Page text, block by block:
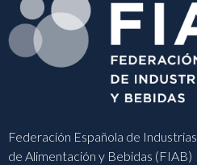
Federación Española de Industrias
de Alimentación y Bebidas (FIAB)